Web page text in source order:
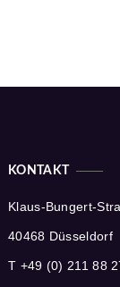
KONTAKT
Klaus-Bungert-
40468 Düsseldorf
T +49 (0) 211 88